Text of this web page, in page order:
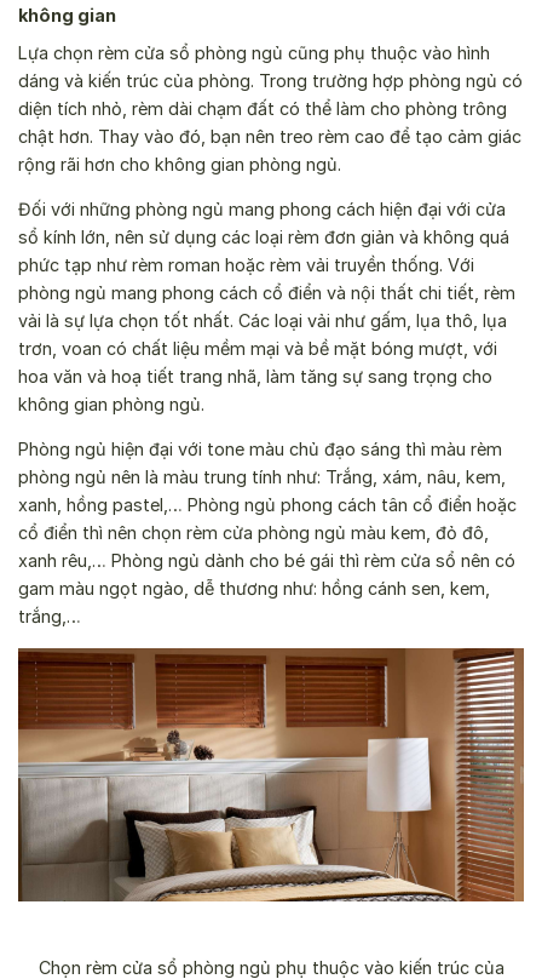
không gian
Lựa chọn rèm cửa sổ phòng ngủ cũng phụ thuộc vào hình
dáng và kiến trúc của phòng. Trong trường hợp phòng ngủ có
diện tích nhỏ, rèm dài chạm đất có thể làm cho phòng trông
chật hơn. Thay vào đó, bạn nên treo rèm cao để tạo cảm giác
rộng rãi hơn cho không gian phòng ngủ.
Đối với những phòng ngủ mang phong cách hiện đại với cửa
sổ kính lớn, nên sử dụng các loại rèm đơn giản và không quá
phức tạp như rèm roman hoặc rèm vải truyền thống. Với
phòng ngủ mang phong cách cổ điển và nội thất chi tiết, rèm
vải là sự lựa chọn tốt nhất. Các loại vải như gấm, lụa thô, lụa
trơn, voan có chất liệu mềm mại và bề mặt bóng mượt, với
hoa văn và hoạ tiết trang nhã, làm tăng sự sang trọng cho
không gian phòng ngủ.
Phòng ngủ hiện đại với tone màu chủ đạo sáng thì màu rèm
phòng ngủ nên là màu trung tính như: Trắng, xám, nâu, kem,
xanh, hồng pastel,… Phòng ngủ phong cách tân cổ điển hoặc
cổ điển thì nên chọn rèm cửa phòng ngủ màu kem, đỏ đô,
xanh rêu,… Phòng ngủ dành cho bé gái thì rèm cửa sổ nên có
gam màu ngọt ngào, dễ thương như: hồng cánh sen, kem,
trắng,…
Chọn rèm cửa sổ phòng ngủ phụ thuộc vào kiến trúc của